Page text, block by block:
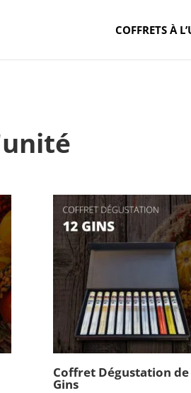
COFFRETS À
Coffret Dégustation de
Gins